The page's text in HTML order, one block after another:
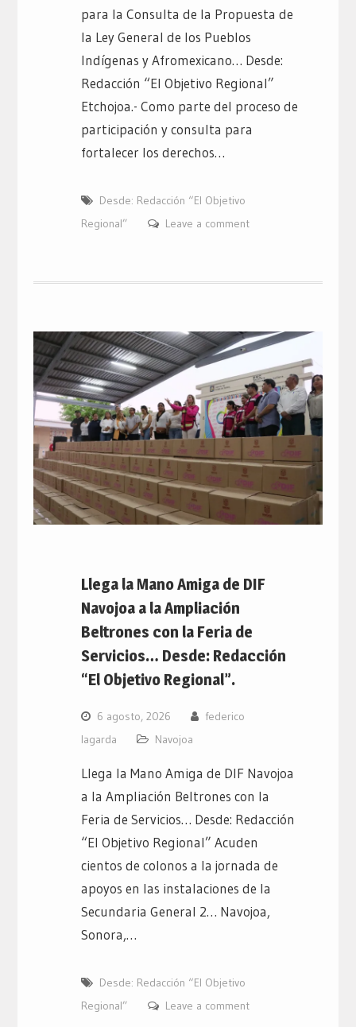
para la Consulta de la Propuesta de
la Ley General de los Pueblos
Indígenas y Afromexicano… Desde:
Redacción “El Objetivo Regional”
Etchojoa.- Como parte del proceso de
participación y consulta para
fortalecer los derechos…
Desde: Redacción “El Objetivo
Regional”
Leave a comment
Llega la Mano Amiga de DIF
Navojoa a la Ampliación
Beltrones con la Feria de
Servicios… Desde: Redacción
“El Objetivo Regional”.
6 agosto, 2026
federico
lagarda
Navojoa
Llega la Mano Amiga de DIF Navojoa
a la Ampliación Beltrones con la
Feria de Servicios… Desde: Redacción
“El Objetivo Regional” Acuden
cientos de colonos a la jornada de
apoyos en las instalaciones de la
Secundaria General 2… Navojoa,
Sonora,…
Desde: Redacción “El Objetivo
Regional”
Leave a comment